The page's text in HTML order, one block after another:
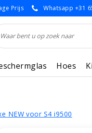
Prijs Whatsapp +31
Hoes
NEW voor S4 i9500